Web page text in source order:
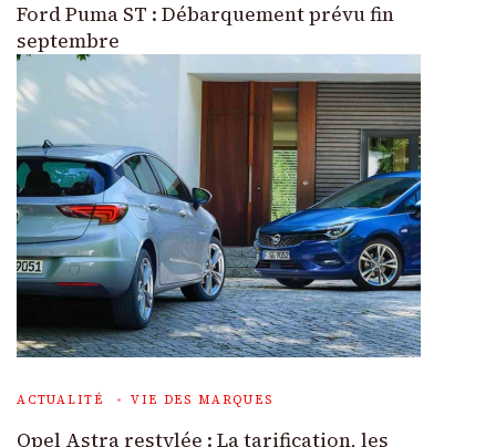
Ford Puma ST : Débarquement prévu fin
septembre
ACTUALITÉ VIE DES MARQUES
Opel Astra restylée : La tarification, les